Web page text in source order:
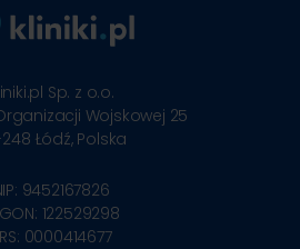
Sp. z o.o.
Wojskowej 25
Łódź, Polska
9452167826
122529298
0000414677